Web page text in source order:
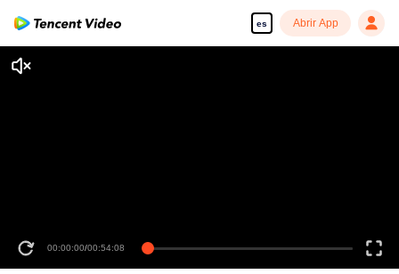
es Abrir App
00:00:00/00:54:08